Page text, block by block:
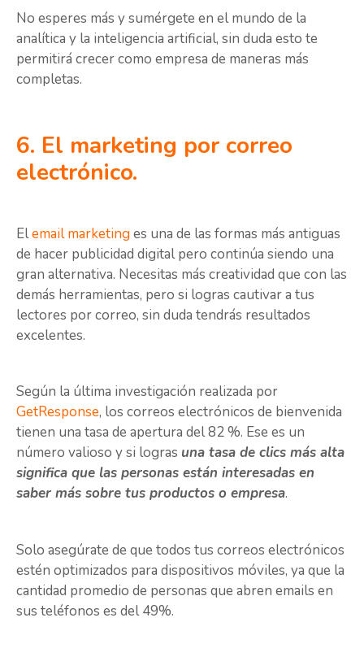
No esperes más y sumérgete en el mundo de la
analítica y la inteligencia artificial, sin duda esto te
permitirá crecer como empresa de maneras más
completas.
6. El marketing por correo
electrónico.
Elemail marketinges una de las formas más antiguas
de hacer publicidad digital pero continúa siendo una
gran alternativa. Necesitas más creatividad que con las
demás herramientas, pero si logras cautivar a tus
lectores por correo, sin duda tendrás resultados
excelentes.
Según la última investigación realizada por
GetResponse, los correos electrónicos de bienvenida
tienen una tasa de apertura del 82 %. Ese es un
número valioso y si logras una tasa de clics más alta
significa que las personas están interesadas en
saber más sobre tus productos o empresa.
Solo asegúrate de que todos tus correos electrónicos
estén optimizados para dispositivos móviles, ya que la
cantidad promedio de personas que abren emails en
sus teléfonos es del 49%.